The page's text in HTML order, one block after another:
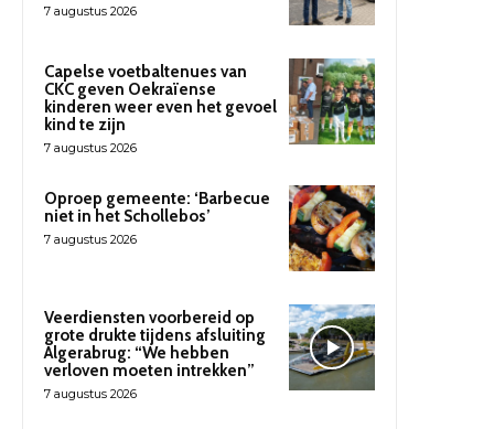
7 augustus 2026
Capelse voetbaltenues van
CKC geven Oekraïense
kinderen weer even het gevoel
kind te zijn
7 augustus 2026
Oproep gemeente: ‘Barbecue
niet in het Schollebos’
7 augustus 2026
Veerdiensten voorbereid op
grote drukte tijdens afsluiting
Algerabrug: “We hebben
verloven moeten intrekken”
7 augustus 2026